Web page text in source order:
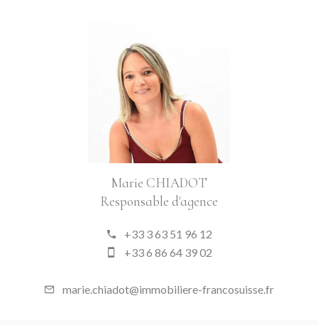
Marie CHIADOT
Responsable d'agence
+33 3 63 51 96 12
+33 6 86 64 39 02
marie.chiadot@immobiliere-francosuisse.fr